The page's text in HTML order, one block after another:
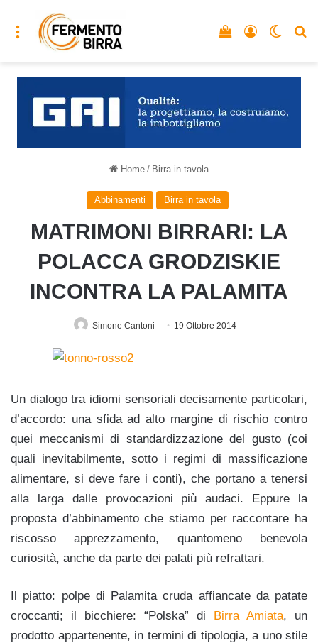
Menu Accedi
Vedi il carrello
Home / Birra in tavola
Abbinamenti Birra in tavola
MATRIMONI BIRRARI: LA
POLACCA GRODZISKIE
INCONTRA LA PALAMITA
Simone Cantoni 19 Ottobre 2014
Un dialogo tra idiomi sensoriali decisamente particolari,
d’accordo: una sfida ad alto margine di rischio contro
quei meccanismi di standardizzazione del gusto (coi
quali inevitabilmente, sotto i regimi di massificazione
alimentare, si deve fare i conti), che portano a tenersi
alla larga dalle provocazioni più audaci. Eppure la
proposta d’abbinamento che stiamo per raccontare ha
riscosso apprezzamento, quantomeno benevola
curiosità, anche da parte dei palati più refrattari.
Il piatto: polpe di Palamita cruda affiancate da patate
croccanti; il bicchiere: “Polska” di Birra Amiata, un
prodotto appartenente, in termini di tipologia, a uno stile